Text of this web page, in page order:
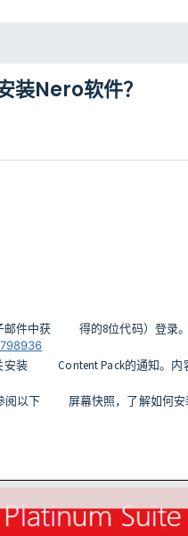
Nero软件？
电子邮件中获 得的8位代码
安装 Content Pack的通知。
阅以下 屏幕快照，了解如何安